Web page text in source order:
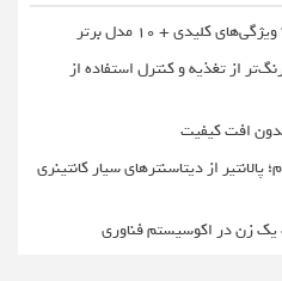
کلیدی + 10 مدل برتر
از تغذیه و کنترل استفاده از
از دیتاسنترهای سیار کانتینری
یک زن در اکوسیستم فناوری